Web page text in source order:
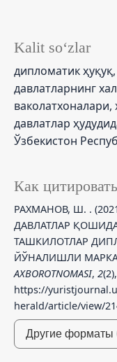
Kalit so‘zlar
дипломатик
давлатларнинг
давлатлар
Ўзбекистон
Как цитировать
РАХМАНОВ, Ш. .
ДАВЛАТЛАР
ТАШКИЛОТЛАР
ЙЎНАЛИШЛИ
AXBOROTNOMASI, 2
https://
herald/article/view/
Другие форматы